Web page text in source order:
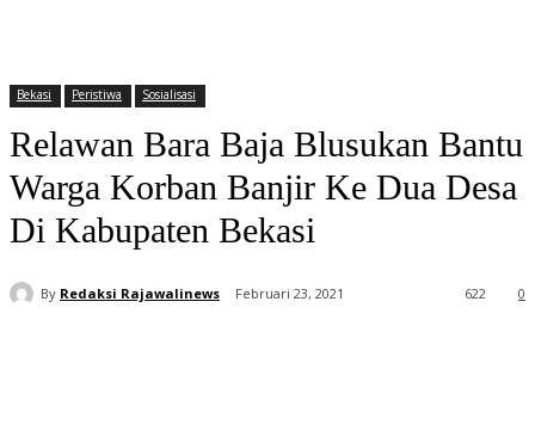
Bekasi Peristiwa Sosialisasi
Relawan Bara Baja Blusukan Bantu
Warga Korban Banjir Ke Dua Desa
Di Kabupaten Bekasi
By Redaksi Rajawalinews Februari 23, 2021 0
622